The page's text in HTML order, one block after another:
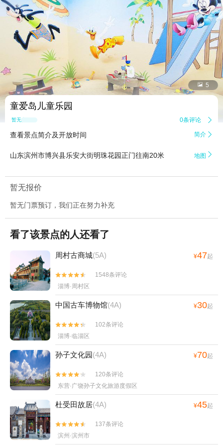
 5
童爱岛儿童乐园
暂无点评 0条评论 
查看景点简介及开放时间 简介 
山东滨州市博兴县乐安大街明珠花园正门往南20米 地图 
暂无报价
暂无门票预订，我们正在努力补充
看了该景点的人还看了
周村古商城(5A) ¥47起


1548条评论
淄博·周村区
中国古车博物馆(4A) ¥30起


102条评论
淄博·临淄区
孙子文化园(4A) ¥70起


120条评论
东营·广饶孙子文化旅游度假区
杜受田故居(4A) ¥45起


137条评论
滨州·滨州市
